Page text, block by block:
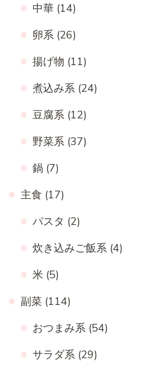
中華 (14)
卵系 (26)
揚げ物 (11)
煮込み系 (24)
豆腐系 (12)
野菜系 (37)
鍋 (7)
主食 (17)
パスタ (2)
炊き込みご飯系 (4)
米 (5)
副菜 (114)
おつまみ系 (54)
サラダ系 (29)